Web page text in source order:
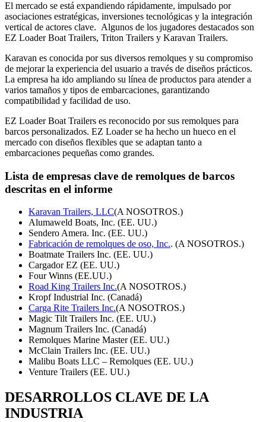
El mercado se está expandiendo rápidamente, impulsado por
asociaciones estratégicas, inversiones tecnológicas y la integración
vertical de actores clave. Algunos de los jugadores destacados son
EZ Loader Boat Trailers, Triton Trailers y Karavan Trailers.
Karavan es conocida por sus diversos remolques y su compromiso
de mejorar la experiencia del usuario a través de diseños prácticos.
La empresa ha ido ampliando su línea de productos para atender a
varios tamaños y tipos de embarcaciones, garantizando
compatibilidad y facilidad de uso.
EZ Loader Boat Trailers es reconocido por sus remolques para
barcos personalizados. EZ Loader se ha hecho un hueco en el
mercado con diseños flexibles que se adaptan tanto a
embarcaciones pequeñas como grandes.
Lista de empresas clave de remolques de barcos
descritas en el informe
Karavan Trailers, LLC(A NOSOTROS.)
Alumaweld Boats, Inc. (EE. UU.)
Sendero Amera. Inc. (EE. UU.)
Fabricación de remolques de oso, Inc.. (A NOSOTROS.)
Boatmate Trailers Inc. (EE. UU.)
Cargador EZ (EE. UU.)
Four Winns (EE.UU.)
Road King Trailers Inc.(A NOSOTROS.)
Kropf Industrial Inc. (Canadá)
Carga Rite Trailers Inc.(A NOSOTROS.)
Magic Tilt Trailers Inc. (EE. UU.)
Magnum Trailers Inc. (Canadá)
Remolques Marine Master (EE. UU.)
McClain Trailers Inc. (EE. UU.)
Malibu Boats LLC – Remolques (EE. UU.)
Venture Trailers (EE. UU.)
DESARROLLOS CLAVE DE LA
INDUSTRIA